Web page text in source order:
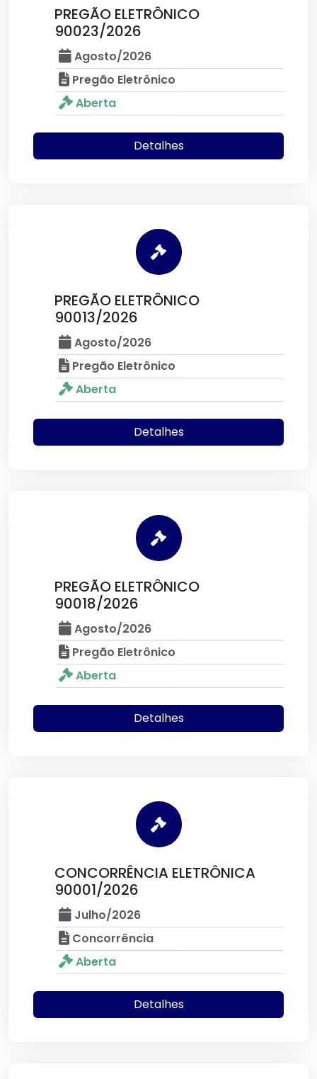
PREGÃO ELETRÔNICO
90023/2026
Agosto/2026
Pregão Eletrônico
Aberta
Detalhes
PREGÃO ELETRÔNICO
90013/2026
Agosto/2026
Pregão Eletrônico
Aberta
Detalhes
PREGÃO ELETRÔNICO
90018/2026
Agosto/2026
Pregão Eletrônico
Aberta
Detalhes
CONCORRÊNCIA ELETRÔNICA
90001/2026
Julho/2026
Concorrência
Aberta
Detalhes